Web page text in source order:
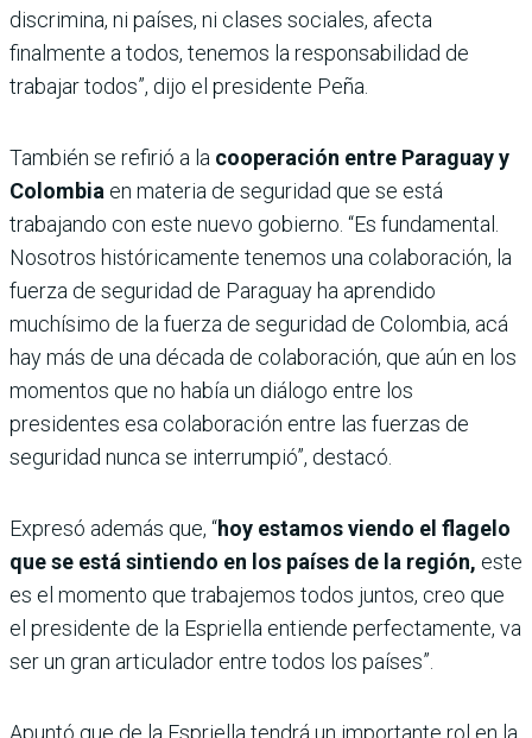
discrimina, ni países, ni clases sociales, afecta
finalmente a todos, tenemos la responsabilidad de
trabajar todos”, dijo el presidente Peña.
También se refirió a la cooperación entre Paraguay y
Colombia en materia de seguridad que se está
trabajando con este nuevo gobierno. “Es fundamental.
Nosotros históricamente tenemos una colaboración, la
fuerza de seguridad de Paraguay ha aprendido
muchísimo de la fuerza de seguridad de Colombia, acá
hay más de una década de colaboración, que aún en los
momentos que no había un diálogo entre los
presidentes esa colaboración entre las fuerzas de
seguridad nunca se interrumpió”, destacó.
Expresó además que, “hoy estamos viendo el flagelo
que se está sintiendo en los países de la región, este
es el momento que trabajemos todos juntos, creo que
el presidente de la Espriella entiende perfectamente, va
ser un gran articulador entre todos los países”.
Apuntó que de la Espriella tendrá un importante rol en la